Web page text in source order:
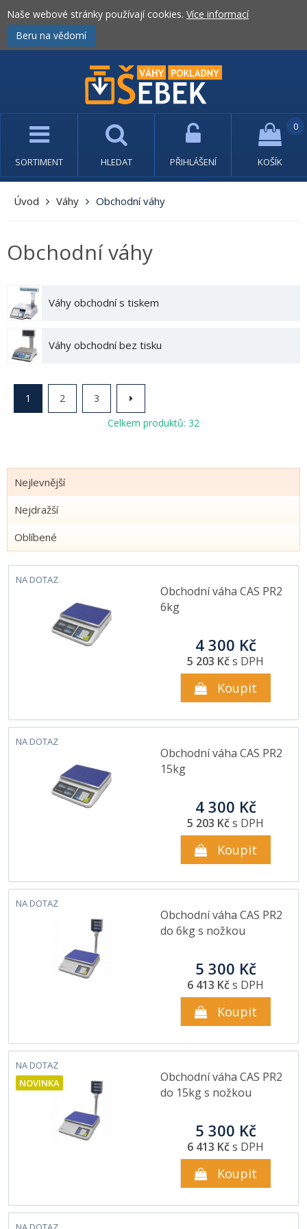
Naše webové stránky používají cookies. Více informací
Beru na vědomí
SORTIMENT HLEDAT PŘIHLÁŠENÍ KOŠÍK
0
Úvod Váhy Obchodní váhy
Obchodní váhy
Váhy obchodní s tiskem
Váhy obchodní bez tisku
1 2
3
Celkem produktů: 32
Nejlevnější
Nejdražší
Oblíbené
NA DOTAZ
Obchodní váha CAS PR2
6kg
4 300 Kč
5 203 Kčs DPH
Koupit
NA DOTAZ
Obchodní váha CAS PR2
15kg
4 300 Kč
5 203 Kčs DPH
Koupit
NA DOTAZ
Obchodní váha CAS PR2
do 6kg s nožkou
5 300 Kč
6 413 Kčs DPH
Koupit
NOVINKA
NA DOTAZ
Obchodní váha CAS PR2
do 15kg s nožkou
5 300 Kč
6 413 Kčs DPH
Koupit